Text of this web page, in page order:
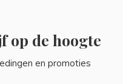
op de hoogte
en promoties